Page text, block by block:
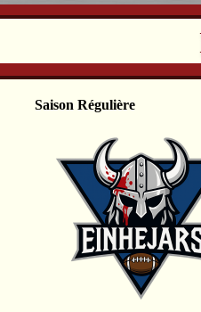
Saison Régulière